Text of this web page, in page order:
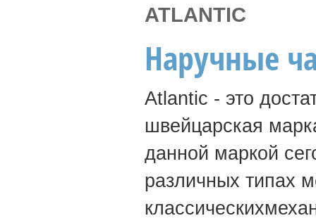
ATLANTIC
Наручные
Atlantic - это
швейцарская
данной маркой
различных типах